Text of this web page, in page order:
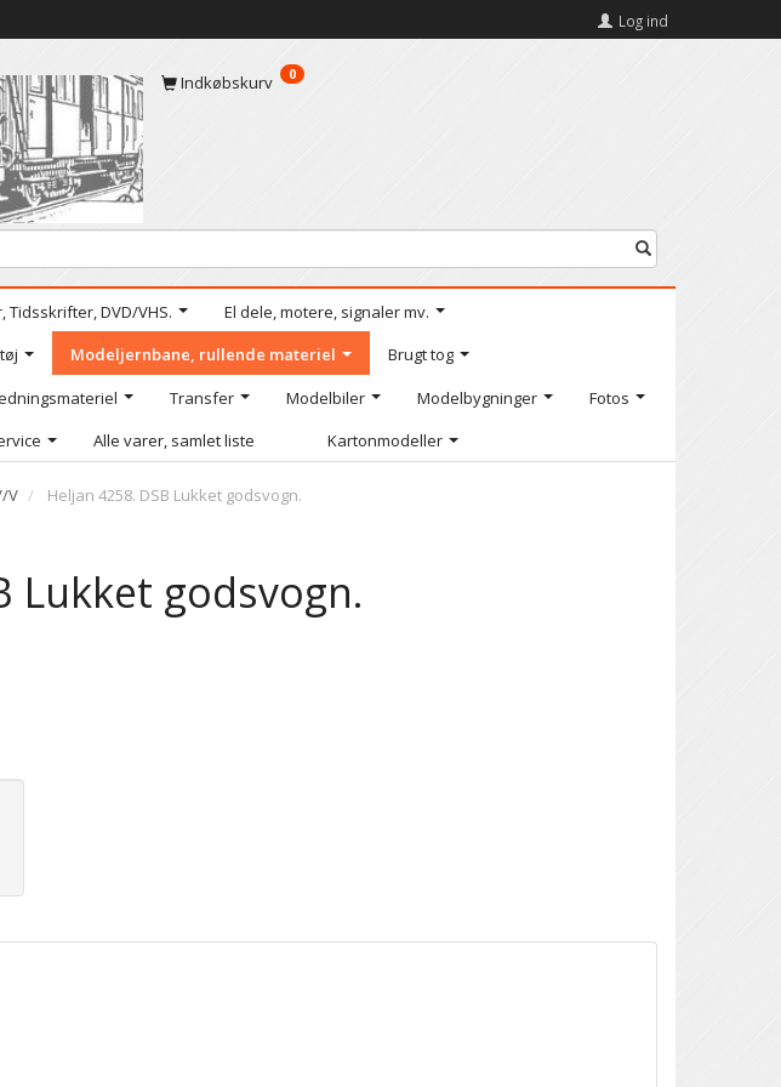
Log ind
Indkøbskurv 0
Tidsskrifter, DVD/VHS.
El dele, motere, signaler mv.
Modeljernbane, rullende materiel
Brugt tog
Transfer Modelbiler Modelbygninger
Fotos
Alle varer, samlet liste Kartonmodeller
V
Heljan 4258. DSB Lukket godsvogn.
Lukket godsvogn.